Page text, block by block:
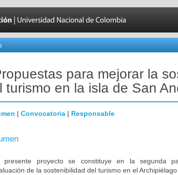
para mejorar la
turismo en la isla de San
| Convocatoria | Responsable
presente proyecto se constituye en la segunda
de la sostenibilidad del turismo en el